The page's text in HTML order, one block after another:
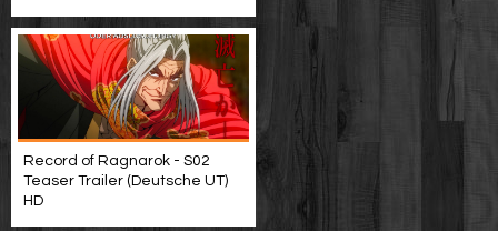
Record of Ragnarok - S02
Teaser Trailer (Deutsche UT)
HD